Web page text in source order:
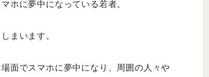
ホに夢中になっている若者。
まいます。
面でスマホに夢中になり、周囲の人々や